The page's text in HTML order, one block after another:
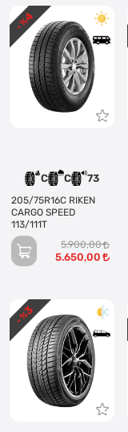
C C 73
205/75R16C RIKEN
CARGO SPEED
113/111T
5.900,00
5.650,00
- %
4
- %
3